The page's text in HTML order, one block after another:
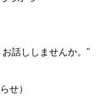
話ししませんか。"
せ）